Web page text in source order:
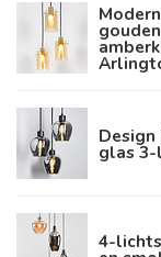
glas 3-
4-